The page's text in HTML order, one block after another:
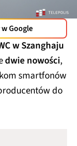
Google
w Szanghaju
dwie nowości,
smartfonów
do